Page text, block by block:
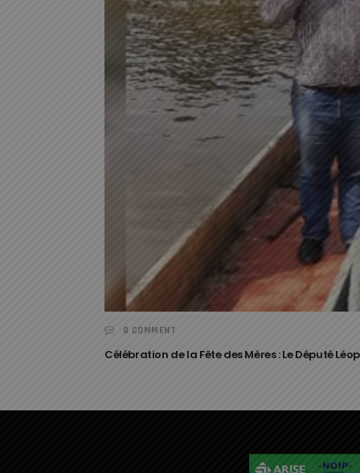
0 COMMENT
Célébration de la Fête des Mères : Le Député